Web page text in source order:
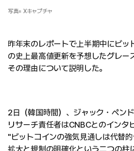
写真= Xキャプチャ
昨年末のレポートで上半期中にビッ
の史上最高値更新を予想したグレー
その理由について説明した。
2日（韓国時間）、ジャック・ペン
リサーチ責任者はCNBCとのインタ
"ビットコインの強気見通しは代替
拡大と規制の明確化という二つの柱